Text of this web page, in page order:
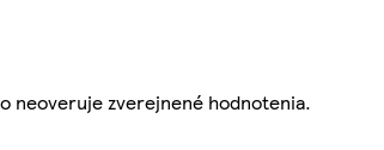
neoveruje zverejnené hodnotenia.